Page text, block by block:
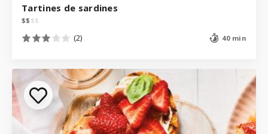
Tartines de sardines
$$ $$
(2) 40 min